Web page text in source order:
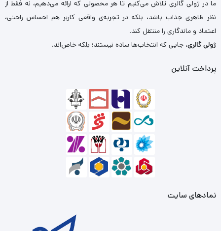
ما در ژولی گالری تلاش می‌کنیم تا هر محصولی که ارائه می‌دهیم، نه فقط از
نظر ظاهری جذاب باشد، بلکه در تجربه‌ی واقعی کاربر هم احساس راحتی،
اعتماد و ماندگاری را منتقل کند.
ژولی گالری، جایی که انتخاب‌ها ساده نیستند؛ بلکه خاص‌اند.
پرداخت آنلاین
نمادهای سایت